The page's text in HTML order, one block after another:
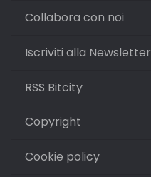
Collabora con noi
Iscriviti alla Newsletter
RSS Bitcity
Copyright
Cookie policy